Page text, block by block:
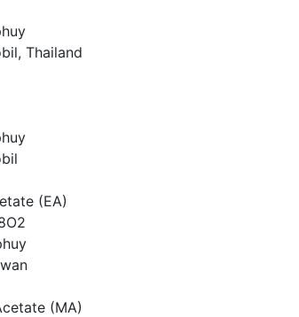
Thailand
(EA)
(MA)